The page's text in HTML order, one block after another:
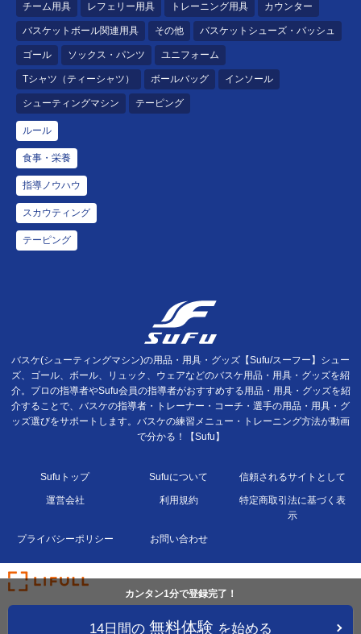
チーム用具 レフェリー用具 トレーニング用具 カウンター
バスケットボール関連用具 その他 バスケットシューズ・バッシュ
ゴール ソックス・パンツ ユニフォーム
Tシャツ（ティーシャツ） ボールバッグ インソール
シューティングマシン テーピング
ルール
食事・栄養
指導ノウハウ
スカウティング
テーピング
カンタン1分で登録完了！
14日間の 無料体験 を始める
バスケ(シューティングマシン)の用品・用具・グッズ【Sufu/スーフー】シュー
ズ、ゴール、ボール、リュック、ウェアなどのバスケ用品・用具・グッズを紹
介。プロの指導者やSufu会員の指導者がおすすめする用品・用具・グッズを紹
介することで、バスケの指導者・トレーナー・コーチ・選手の用品・用具・グ
ッズ選びをサポートします。バスケの練習メニュー・トレーニング方法が動画
で分かる！【Sufu】
Sufuトップ Sufuについて 信頼されるサイトとして
運営会社 利用規約
特定商取引法に基づく表
示
プライバシーポリシー お問い合わせ